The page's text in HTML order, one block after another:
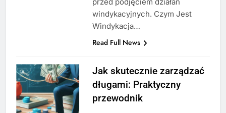
windykacyjnych. Czym Jest
Windykacja…
Read Full News
Jak skutecznie zarządzać
długami: Praktyczny
przewodnik